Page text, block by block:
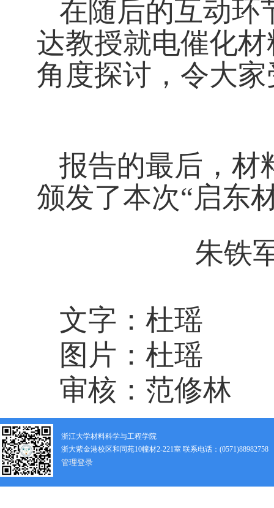
在随后的互动环
达教授就电催化
角度探讨，令大
报告的最后，材
颁发了本次“启东
朱铁
文字：杜瑶
图片：杜瑶
审核：范修林
浙江大学材料科学与工程学院
浙大紫金港校区和同苑10幢材2-221室 联系电话：(0571)88982758
管理登录